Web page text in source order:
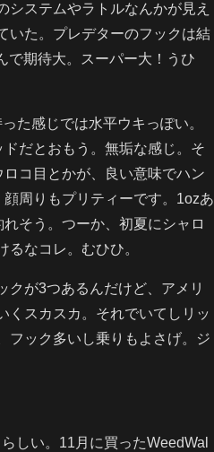
システムやラトルなんかが見え
いた。プレデターのフックは結
で期待大。スーパー大！うひ
た感じでは水平ウキっぽい。
だとおもう。無垢な感じ。そ
コ目とかが、良い意味でハン
顔周りもプリティーです。1ozあ
そう。つーか、初夏にシャロ
なコレ。むひひ。
クが3つあるんだけど、アメリ
くスカスカ。それでいてしリッ
フック多いし乗りもよさげ。ジ
しい。11月に買ったWeedWal